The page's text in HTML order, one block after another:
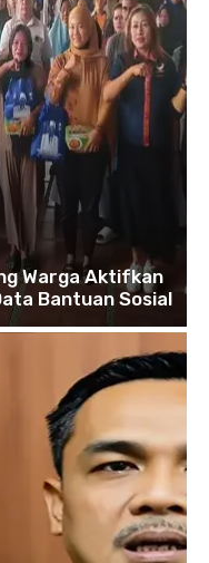
Warga Aktifkan
Bantuan Sosial